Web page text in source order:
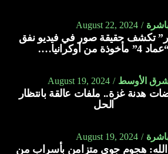
August 22, 2024
تكشف حقيقة صور في فيديو نفق
4” مأخوذة من أوكرانيا….
الأوسط August 19, 2024
هدنة غزة.. ملفات عالقة بانتظار
الحل
August 19, 2024
هجوم جوي متزامن بأسراب من